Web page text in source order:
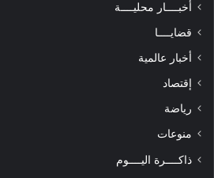
أخبــــار محليــــة
قضايــــا
أخبار عالمية
إقتصاد
رياضة
منوعات
ذاكــــرة اليــــوم